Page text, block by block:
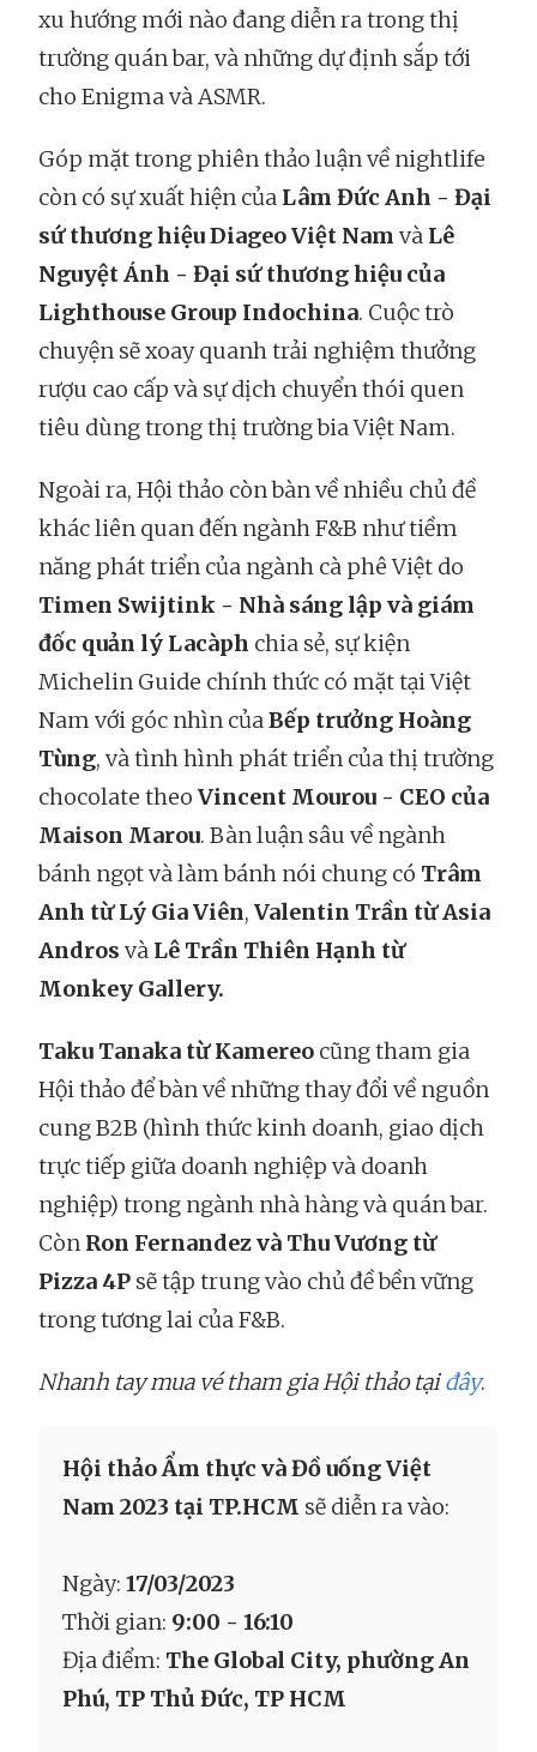
xu hướng mới nào đang diễn ra trong thị
trường quán bar, và những dự định sắp tới
cho Enigma và ASMR.
Góp mặt trong phiên thảo luận về nightlife
còn có sự xuất hiện của Lâm Đức Anh - Đại
sứ thương hiệu Diageo Việt Nam và Lê
Nguyệt Ánh - Đại sứ thương hiệu của
Lighthouse Group Indochina. Cuộc trò
chuyện sẽ xoay quanh trải nghiệm thưởng
rượu cao cấp và sự dịch chuyển thói quen
tiêu dùng trong thị trường bia Việt Nam.
Ngoài ra, Hội thảo còn bàn về nhiều chủ đề
khác liên quan đến ngành F&B như tiềm
năng phát triển của ngành cà phê Việt do
Timen Swijtink - Nhà sáng lập và giám
đốc quản lý Lacàph chia sẻ, sự kiện
Michelin Guide chính thức có mặt tại Việt
Nam với góc nhìn của Bếp trưởng Hoàng
Tùng, và tình hình phát triển của thị trường
chocolate theo Vincent Mourou - CEO của
Maison Marou. Bàn luận sâu về ngành
bánh ngọt và làm bánh nói chung có Trâm
Anh từ Lý Gia Viên, Valentin Trần từ Asia
Andros và Lê Trần Thiên Hạnh từ
Monkey Gallery.
Taku Tanaka từ Kamereo cũng tham gia
Hội thảo để bàn về những thay đổi về nguồn
cung B2B (hình thức kinh doanh, giao dịch
trực tiếp giữa doanh nghiệp và doanh
nghiệp) trong ngành nhà hàng và quán bar.
Còn Ron Fernandez và Thu Vương từ
Pizza 4P sẽ tập trung vào chủ đề bền vững
trong tương lai của F&B.
Nhanh tay mua vé tham gia Hội thảo tạiđây.
Hội thảo Ẩm thực và Đồ uống Việt
Nam 2023 tại TP.HCM sẽ diễn ra vào:
Ngày: 17/03/2023
Thời gian: 9:00 - 16:10
Địa điểm: The Global City, phường An
Phú, TP Thủ Đức, TP HCM